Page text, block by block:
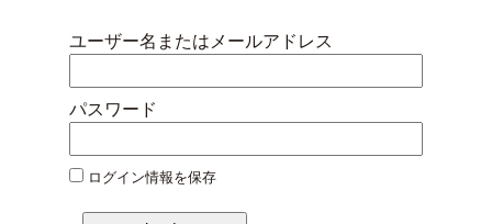
ユーザー名またはメールアドレス
パスワード
ログイン情報を保存